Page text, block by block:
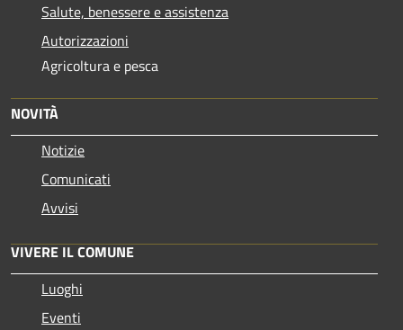
Salute, benessere e assistenza
Autorizzazioni
Agricoltura e pesca
NOVITÀ
Notizie
Comunicati
Avvisi
VIVERE IL COMUNE
Luoghi
Eventi